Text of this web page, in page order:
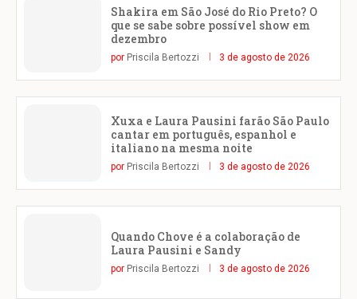
Shakira em São José do Rio Preto? O
que se sabe sobre possível show em
dezembro
por Priscila Bertozzi 3 de agosto de 2026
Xuxa e Laura Pausini farão São Paulo
cantar em português, espanhol e
italiano na mesma noite
por Priscila Bertozzi 3 de agosto de 2026
Quando Chove é a colaboração de
Laura Pausini e Sandy
por Priscila Bertozzi 3 de agosto de 2026